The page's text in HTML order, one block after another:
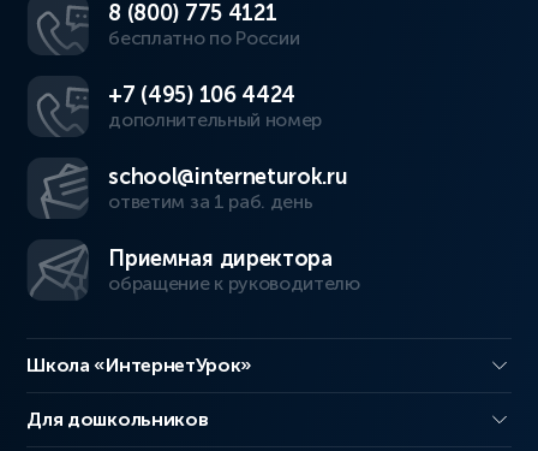
8 (800) 775 4121
бесплатно по России
+7 (495) 106 4424
дополнительный номер
school@interneturok.ru
ответим за 1 раб. день
Приемная директора
обращение к руководителю
Школа «ИнтернетУрок»
Для дошкольников